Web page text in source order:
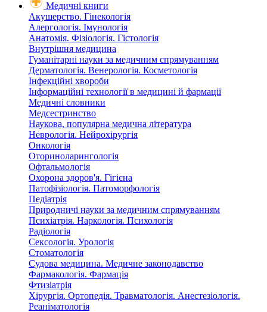
Медичні книги
Акушерство. Гінекологія
Алергологія. Імунологія
Анатомія. Фізіологія. Гістологія
Внутрішня медицина
Гуманітарні науки за медичним спрямуванням
Дерматологія. Венерологія. Косметологія
Інфекційні хвороби
Інформаційні технології в медицині й фармації
Медичні словники
Медсестринство
Наукова, популярна медична література
Неврологія. Нейрохірургія
Онкологія
Оториноларингологія
Офтальмологія
Охорона здоров'я. Гігієна
Патофізіологія. Патоморфологія
Педіатрія
Природничі науки за медичним спрямуванням
Психіатрія. Наркологія. Психологія
Радіологія
Сексологія. Урологія
Стоматологія
Судова медицина. Медичне законодавство
Фармакологія. Фармація
Фтизіатрія
Хірургія. Ортопедія. Травматологія. Анестезіологія.
Реаніматологія